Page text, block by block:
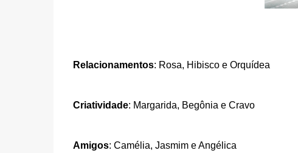
Relacionamentos: Rosa, Hibisco e Orquídea
Criatividade: Margarida, Begônia e Cravo
Amigos: Camélia, Jasmim e Angélica